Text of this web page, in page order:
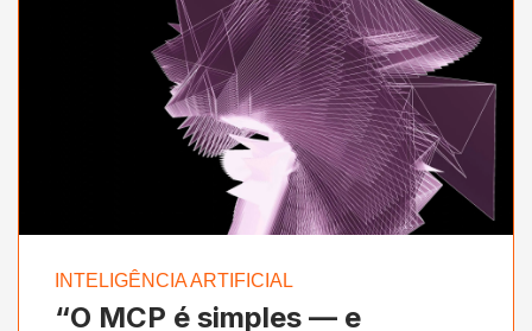
INTELIGÊNCIA ARTIFICIAL
“O MCP é simples — e